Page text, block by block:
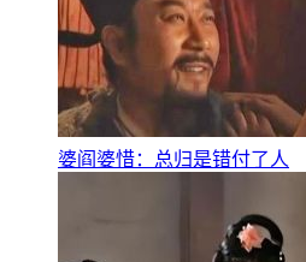
婆阎婆惜：总归是错付了人